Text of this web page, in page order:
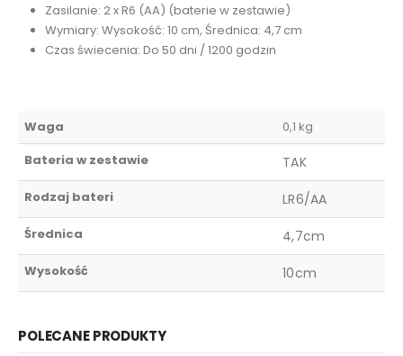
Zasilanie: 2 x R6 (AA) (baterie w zestawie)
Wymiary: Wysokość: 10 cm, Średnica: 4,7 cm
Czas świecenia: Do 50 dni / 1200 godzin
Waga
0,1 kg
Bateria w zestawie
TAK
Rodzaj bateri LR6/AA
Średnica 4,7cm
Wysokość 10cm
POLECANE PRODUKTY